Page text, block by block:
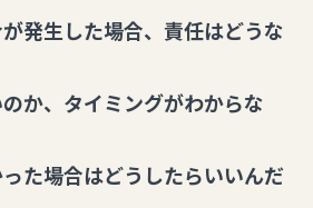
発生した場合、責任はどうな
か、タイミングがわからな
た場合はどうしたらいいんだ